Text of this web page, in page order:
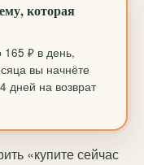
которая
₽ в день,
вы начнёте
дней на возврат
«купите сейчас